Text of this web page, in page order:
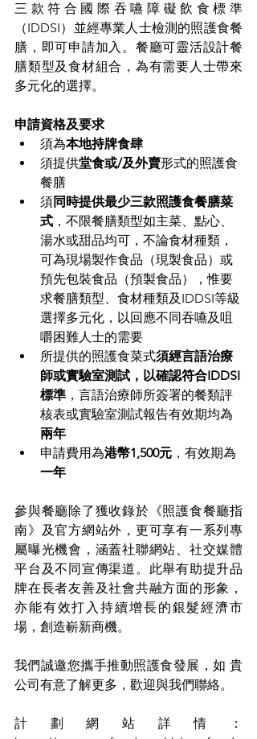
三款符合國際吞嚥障礙飲食標準
（IDDSI）並經專業人士檢測的照護食餐
膳，即可申請加入。餐廳可靈活設計餐
膳類型及食材組合，為有需要人士帶來
多元化的選擇。
申請資格及要求
須為本地持牌食肆
須提供堂食或/及外賣形式的照護食
餐膳
須同時提供最少三款照護食餐膳菜
式 ，不限餐膳類型如主菜、點心、
湯水或甜品均可，不論食材種類，
可為現場製作食品（現製食品）或
預先包裝食品（預製食品），惟要
求餐膳類型、食材種類及IDDSI等級
選擇多元化，以回應不同吞嚥及咀
嚼困難人士的需要
所提供的照護食菜式須經言語治療
師或實驗室測試，以確認符合IDDSI
標準 ，言語治療師所簽署的餐類評
核表或實驗室測試報告有效期均為
兩年
申請費用為港幣1,500元 ，有效期為
一年
參與餐廳除了獲收錄於《照護食餐廳指
南》及官方網站外，更可享有一系列專
屬曝光機會，涵蓋社聯網站、社交媒體
平台及不同宣傳渠道。此舉有助提升品
牌在長者友善及社會共融方面的形象，
亦能有效打入持續增長的銀髮經濟市
場，創造嶄新商機。
我們誠邀您攜手推動照護食發展，如 貴
公司有意了解更多，歡迎與我們聯絡。